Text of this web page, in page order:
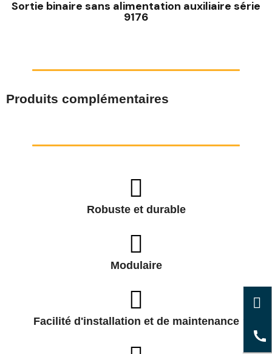
Sortie binaire sans alimentation auxiliaire série
9176
Produits complémentaires
Robuste et durable
Modulaire
Facilité d'installation et de maintenance